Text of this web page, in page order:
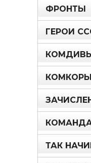
ФРОНТЫ
ГЕРОИ
ТАК